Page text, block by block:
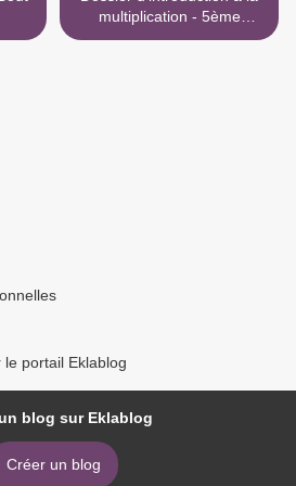
multiplication - 5ème
Harmos >
portail Eklablog
blog sur Eklablog
Créer un blog